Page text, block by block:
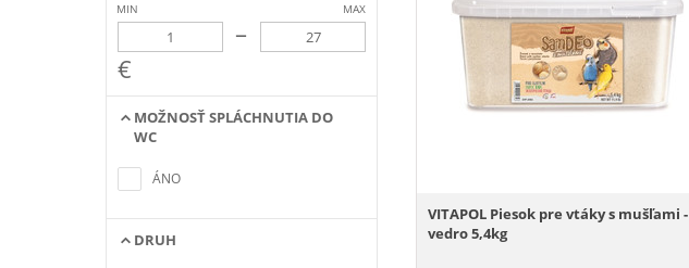
MIN MAX
–
€
MOŽNOSŤ SPLÁCHNUTIA DO
WC
zodpovedajúce kritériám
ÁNO
DRUH
VITAPOL Piesok pre vtáky s mušľami -
vedro 5,4kg